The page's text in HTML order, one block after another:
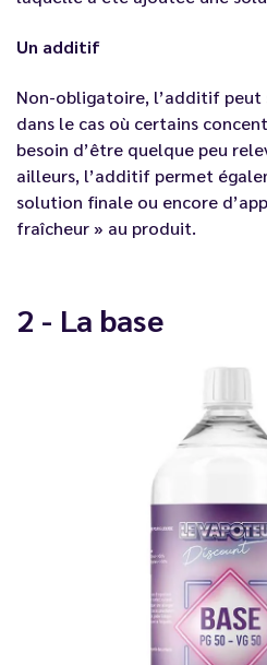
Un additif
Non-obligatoire, l’additif peut
dans le cas où certains
besoin d’être quelque peu
ailleurs, l’additif permet
solution finale ou encore
fraîcheur » au produit.
2 - La base